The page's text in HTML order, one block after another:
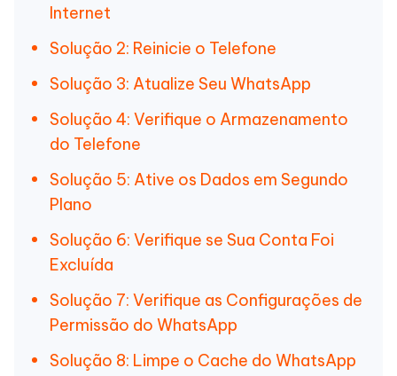
Internet
Solução 2: Reinicie o Telefone
Solução 3: Atualize Seu WhatsApp
Solução 4: Verifique o Armazenamento
do Telefone
Solução 5: Ative os Dados em Segundo
Plano
Solução 6: Verifique se Sua Conta Foi
Excluída
Solução 7: Verifique as Configurações de
Permissão do WhatsApp
Solução 8: Limpe o Cache do WhatsApp